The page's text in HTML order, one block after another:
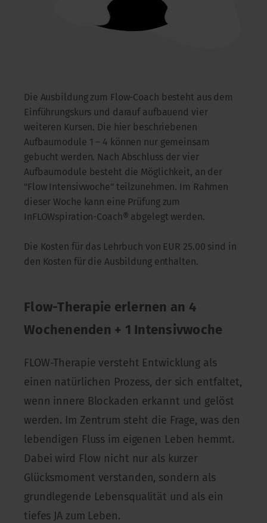
Die Ausbildung zum Flow-Coach besteht aus dem
Einführungskurs und darauf aufbauend vier
weiteren Kursen. Die hier beschriebenen
Aufbaumodule 1 – 4 können nur gemeinsam
gebucht werden. Nach Abschluss der vier
Aufbaumodule besteht die Möglichkeit, an der
"Flow Intensivwoche" teilzunehmen. Im Rahmen
dieser Woche kann eine Prüfung zum
InFLOWspiration-Coach® abgelegt werden.
Die Kosten für das Lehrbuch von EUR 25.00 sind in
den Kosten für die Ausbildung enthalten.
Flow-Therapie erlernen an 4
Wochenenden + 1 Intensivwoche
FLOW-Therapie versteht Entwicklung als
einen natürlichen Prozess, der sich entfaltet,
wenn innere Blockaden erkannt und gelöst
werden. Im Zentrum steht die Frage, was den
lebendigen Fluss im eigenen Leben hemmt.
Dabei wird Flow nicht nur als kurzer
Glücksmoment verstanden, sondern als
grundlegende Lebensqualität und als ein
tiefes JA zum Leben.